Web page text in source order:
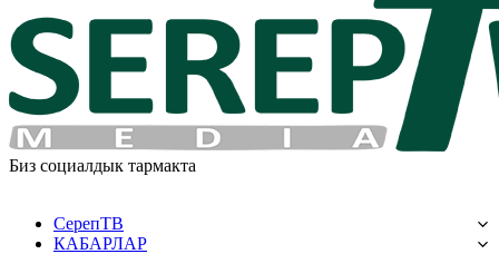
Биз социалдык тармакта
СерепТВ
КАБАРЛАР